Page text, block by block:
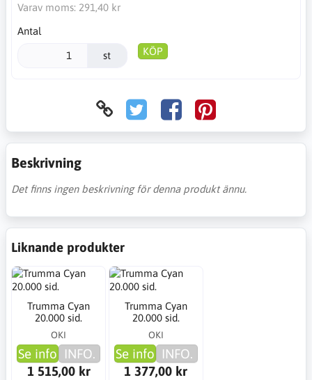
Varav moms: 291,40 kr
Antal
st KÖP
Beskrivning
Det finns ingen beskrivning för denna produkt ännu.
Liknande produkter
Trumma Cyan
20.000 sid.
OKI
Se info INFO.
1 515,00 kr
Trumma Cyan
20.000 sid.
OKI
Se info INFO.
1 377,00 kr